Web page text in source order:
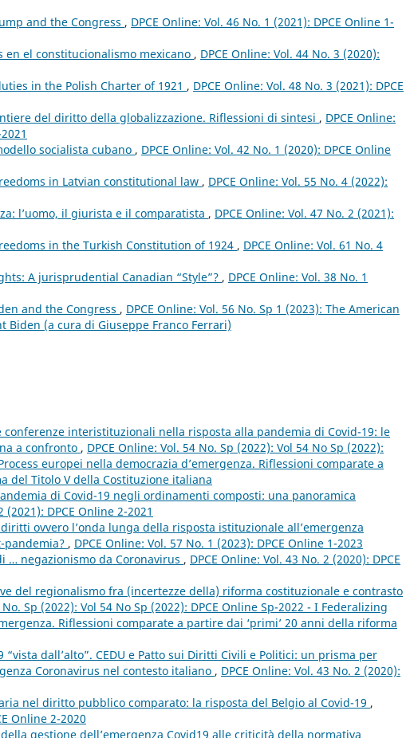
and the Congress , DPCE Online: Vol. 46 No. 1 (2021): DPCE Online 1-
en el constitucionalismo mexicano , DPCE Online: Vol. 44 No. 3 (2020):
in the Polish Charter of 1921 , DPCE Online: Vol. 48 No. 3 (2021): DPCE
del diritto della globalizzazione. Riflessioni di sintesi , DPCE Online:
socialista cubano , DPCE Online: Vol. 42 No. 1 (2020): DPCE Online
in Latvian constitutional law , DPCE Online: Vol. 55 No. 4 (2022):
l’uomo, il giurista e il comparatista , DPCE Online: Vol. 47 No. 2 (2021):
in the Turkish Constitution of 1924 , DPCE Online: Vol. 61 No. 4
A jurisprudential Canadian “Style”? , DPCE Online: Vol. 38 No. 1
and the Congress , DPCE Online: Vol. 56 No. Sp 1 (2023): The American
Biden (a cura di Giuseppe Franco Ferrari)
interistituzionali nella risposta alla pandemia di Covid-19: le
a confronto , DPCE Online: Vol. 54 No. Sp (2022): Vol 54 No Sp (2022):
europei nella democrazia d’emergenza. Riflessioni comparate a
del Titolo V della Costituzione italiana
di Covid-19 negli ordinamenti composti: una panoramica
(2021): DPCE Online 2-2021
ovvero l’onda lunga della risposta istituzionale all’emergenza
pandemia? , DPCE Online: Vol. 57 No. 1 (2023): DPCE Online 1-2023
… negazionismo da Coronavirus , DPCE Online: Vol. 43 No. 2 (2020): DPCE
del regionalismo fra (incertezze della) riforma costituzionale e contrasto
Sp (2022): Vol 54 No Sp (2022): DPCE Online Sp-2022 - I Federalizing
Riflessioni comparate a partire dai ‘primi’ 20 anni della riforma
“vista dall’alto”. CEDU e Patto sui Diritti Civili e Politici: un prisma per
Coronavirus nel contesto italiano , DPCE Online: Vol. 43 No. 2 (2020):
nel diritto pubblico comparato: la risposta del Belgio al Covid-19 ,
Online 2-2020
gestione dell’emergenza Covid19 alle criticità della normativa